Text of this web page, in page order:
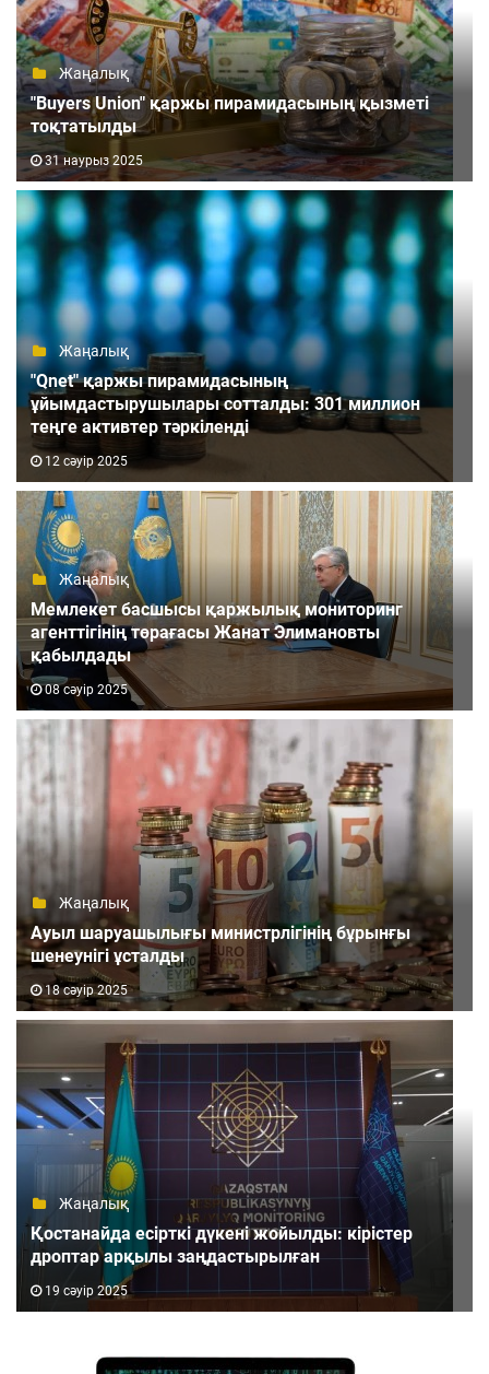
Жаңалық
"Buyers Union" қаржы пирамидасының қызметі
тоқтатылды
31 наурыз 2025
Жаңалық
"Qnet" қаржы пирамидасының
ұйымдастырушылары сотталды: 301 миллион
теңге активтер тәркіленді
12 сәуір 2025
Жаңалық
Мемлекет басшысы қаржылық мониторинг
агенттігінің төрағасы Жанат Элимановты
қабылдады
08 сәуір 2025
Жаңалық
Ауыл шаруашылығы министрлігінің бұрынғы
шенеунігі ұсталды
18 сәуір 2025
Жаңалық
Қостанайда есірткі дүкені жойылды: кірістер
дроптар арқылы заңдастырылған
19 сәуір 2025